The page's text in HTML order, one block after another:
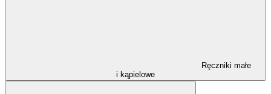
Ręczniki małe
i kąpielowe